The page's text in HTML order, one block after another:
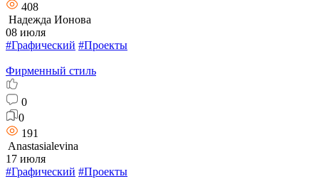
408
Надежда Ионова
08 июля
#Графический #Проекты
Фирменный стиль
0
0
191
Anastasialevina
17 июля
#Графический #Проекты